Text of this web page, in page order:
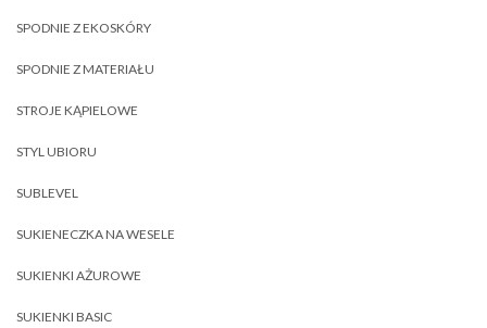
SPODNIE Z EKOSKÓRY
SPODNIE Z MATERIAŁU
STROJE KĄPIELOWE
STYL UBIORU
SUBLEVEL
SUKIENECZKA NA WESELE
SUKIENKI AŻUROWE
SUKIENKI BASIC